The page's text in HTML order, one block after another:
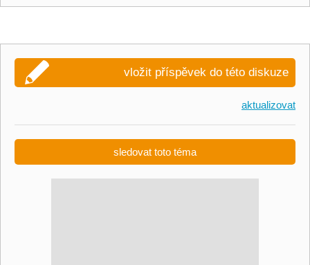
vložit příspěvek do této diskuze
aktualizovat
sledovat toto téma